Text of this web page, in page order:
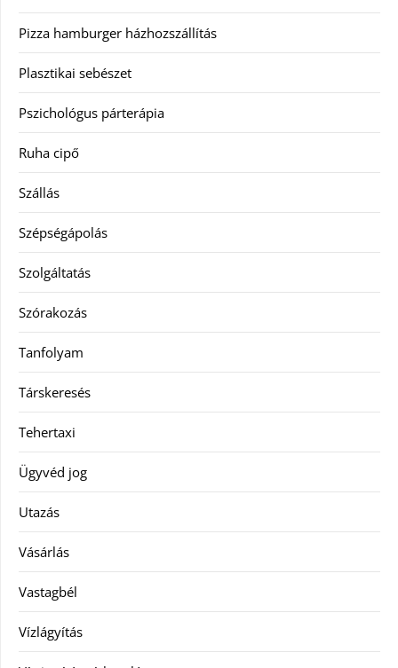
Pizza hamburger házhozszállítás
Plasztikai sebészet
Pszichológus párterápia
Ruha cipő
Szállás
Szépségápolás
Szolgáltatás
Szórakozás
Tanfolyam
Társkeresés
Tehertaxi
Ügyvéd jog
Utazás
Vásárlás
Vastagbél
Vízlágyítás